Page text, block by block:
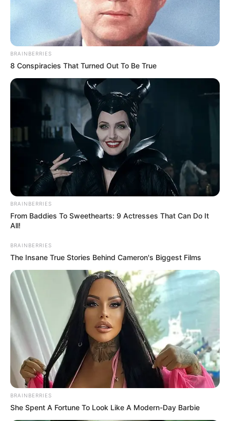
BRAINBERRIES
8 Conspiracies That Turned Out To Be True
BRAINBERRIES
From Baddies To Sweethearts: 9 Actresses That Can Do It
All!
BRAINBERRIES
The Insane True Stories Behind Cameron's Biggest Films
BRAINBERRIES
She Spent A Fortune To Look Like A Modern-Day Barbie